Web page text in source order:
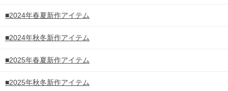
■2024年春夏新作アイテム
■2024年秋冬新作アイテム
■2025年春夏新作アイテム
■2025年秋冬新作アイテム